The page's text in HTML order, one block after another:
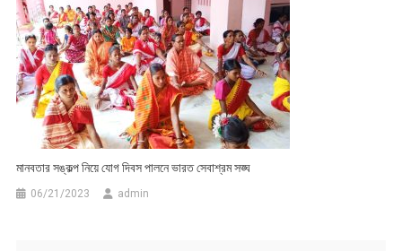
মানবতার সঙ্কল্প নিয়ে যোগ দিবস পালনে ভারত সেবাশ্রম সঙ্ঘ
06/21/2023 admin